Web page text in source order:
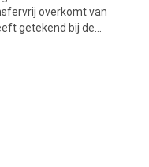
overkomt van
getekend bij de...